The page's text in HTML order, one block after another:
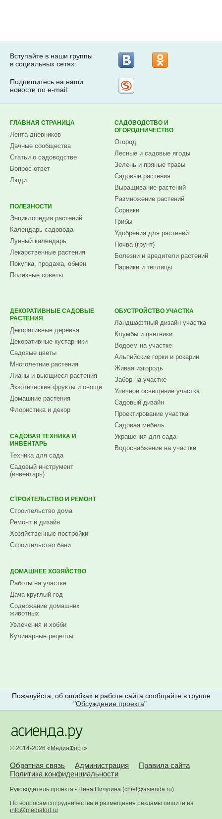
Вступайте в наши группы
в социальных сетях:
Подпишитесь на наши
новости по e-mail:
ГЛАВНАЯ СТРАНИЦА
Лента дневников
Дачные сообщества
Статьи о садоводстве
Вопрос-ответ
Люди
ПОЛЕЗНОСТИ
Энциклопедия растений
Календарь садовода
Лунный календарь
Лекарственные растения
Покупка, продажа, обмен
Полезные советы
САДОВОДСТВО И
ОГОРОДНИЧЕСТВО
Огород
Лесные и садовые ягоды
Зелень и пряные травы
Садовые растения
Выращивание растений
Размножение растений
Сорняки
Грибы
Удобрения для растений
Почва (грунт)
Болезни и вредители растений
Парники и теплицы
ДЕКОРАТИВНЫЕ САДОВЫЕ
РАСТЕНИЯ
Декоративные деревья
Декоративные кустарники
Садовые цветы
Многолетние растения
Лианы и вьющиеся растения
Экзотические фрукты и овощи
Домашние растения
Флористика и декор
САДОВАЯ ТЕХНИКА И
ИНВЕНТАРЬ
Техника для сада
Садовый инструмент
(инвентарь)
ОБУСТРОЙСТВО УЧАСТКА
Ландшафтный дизайн участка
Клумбы и цветники
Водоем на участке
Альпийские горки и рокарии
Живая изгородь
Забор на участке
Уличное освещение участка
Садовый дизайн
Проектирование участка
Садовая мебель
Украшения для сада
Водоснабжение на участке
СТРОИТЕЛЬСТВО И РЕМОНТ
Строительство дома
Ремонт и дизайн
Хозяйственные постройки
Строительство бани
ДОМАШНЕЕ ХОЗЯЙСТВО
Работы на участке
Дача круглый год
Содержание домашних
животных
Увлечения и хобби
Кулинарные рецепты
Пожалуйста, об ошибках в работе сайта сообщайте в группе
"Обсуждение проекта".
© 2014-2026 «МедиаФорт»
Обратная связь Администрация
Правила сайта
Политика конфиденциальности
Руководитель проекта - Нина Пичугина (chief@asienda.ru)
По вопросам сотрудничества и размещения рекламы пишите на
info@mediafort.ru